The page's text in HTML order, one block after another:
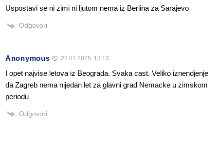
Uspostavi se ni zimi ni ljutom nema iz Berlina za Sarajevo
Odgovori
Anonymous 22.01.2025. 13:13
I opet najvise letova iz Beograda. Svaka cast. Veliko iznendjenje
da Zagreb nema nijedan let za glavni grad Nemacke u zimskom
periodu
Odgovori